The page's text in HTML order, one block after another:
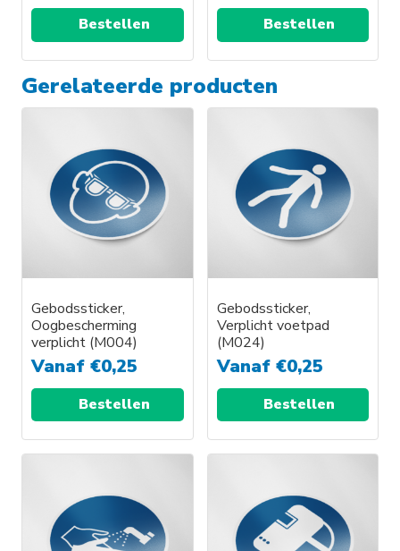
Bestellen Bestellen
Gerelateerde producten
Gebodssticker,
Oogbescherming
verplicht (M004)
Vanaf €0,25
Bestellen
Gebodssticker,
Verplicht voetpad
(M024)
Vanaf €0,25
Bestellen